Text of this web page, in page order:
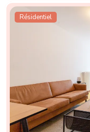
Résidentiel